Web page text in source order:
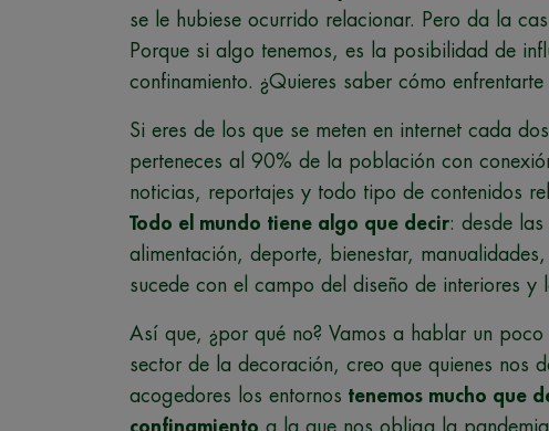
se le hubiese ocurrido relacionar. Pero da la
Porque si algo tenemos, es la posibilidad de
confinamiento. ¿Quieres saber cómo
Si eres de los que se meten en internet cada
perteneces al 90% de la población con
noticias, reportajes y todo tipo de contenidos
Todo el mundo tiene algo que decir: desde
alimentación, deporte, bienestar,
sucede con el campo del diseño de interiores y
Así que, ¿por qué no? Vamos a hablar un
sector de la decoración, creo que quienes nos
acogedores los entornos tenemos mucho que
confinamiento a la que nos obliga la